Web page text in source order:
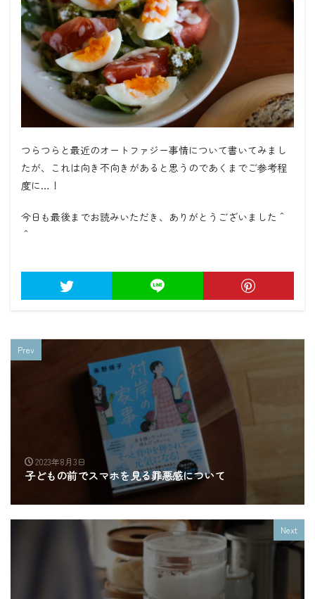
つらつらと最近のオートファジー事情について書いてみまし
たが、これは向き不向きがあると思うのであくまでご参考程
度に… ！
今日も最後までお読みいただき、ありがとうございました＾
＾
Prev
2023年8月3日
子どもの前でスマホを見る罪悪感について
Next